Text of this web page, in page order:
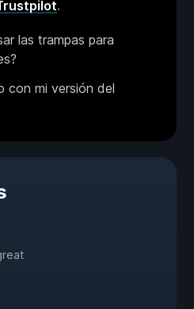
.
las trampas para
con mi versión del